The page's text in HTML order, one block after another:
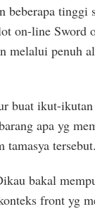
beberapa
on-line Sword
melalui penuh
buat ikut-
apa yg
tersebut.
bakal
front yg